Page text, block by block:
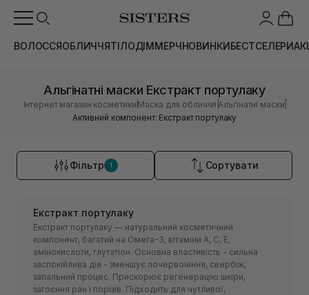
ВОЛОССЯОБЛИЧЧЯТІЛОДІММЕРЧНОВИНКИБЕСТСЕЛЕРИ
Альгінатні маски Екстракт портулаку
Інтернет магазин косметики |Маска для обличчя |Альгінатні маски
Активний компонент: Екстракт портулаку
Фільтр 1 Сортувати
Екстракт портулаку
Екстракт портулаку — натуральний косметичний
компонент, багатий на Омега-3, вітаміни А, С, Е,
амінокислоти, глутатіон. Основна властивість - сильна
заспокійлива дія - зменшує почервоніння, свербіж,
запальний процес. Прискорює регенерацію шкіри,
загоєння ран і порізів. Підходить для чутливої,